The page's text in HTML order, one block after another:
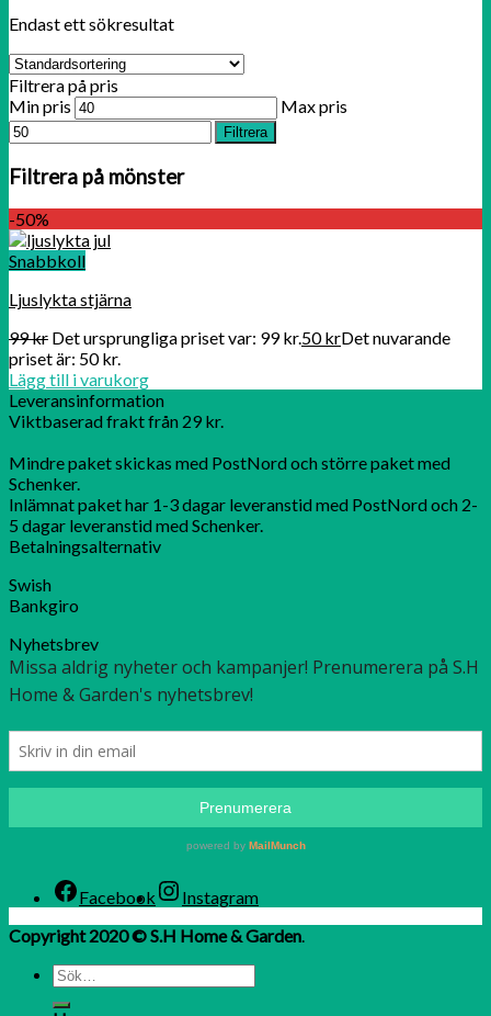
Endast ett sökresultat
Filtrera på pris
Min pris
Max pris
Filtrera
Filtrera på mönster
-50%
Snabbkoll
Ljuslykta stjärna
99kr Det ursprungliga priset var: 99 kr.50krDet nuvarande
priset är: 50 kr.
Lägg till i varukorg
Leveransinformation
Viktbaserad frakt från 29 kr.
Mindre paket skickas med PostNord och större paket med
Schenker.
Inlämnat paket har 1-3 dagar leveranstid med PostNord och 2-
5 dagar leveranstid med Schenker.
Betalningsalternativ
Swish
Bankgiro
Nyhetsbrev
Facebook
Instagram
Copyright 2020 © S.H Home & Garden.